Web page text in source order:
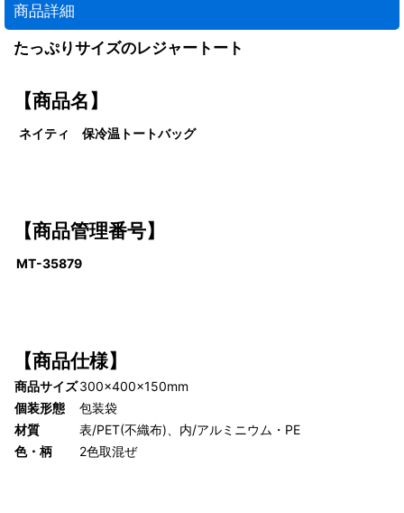
商品詳細
たっぷりサイズのレジャートート
【商品名】
ネイティ 保冷温トートバッグ
【商品管理番号】
MT-35879
【商品仕様】
商品サイズ300×400×150mm
個装形態
包装袋
材質
表/PET(不織布)、内/アルミニウム・PE
色・柄
2色取混ぜ